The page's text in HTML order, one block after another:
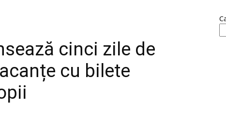
cinci zile de
cu bilete